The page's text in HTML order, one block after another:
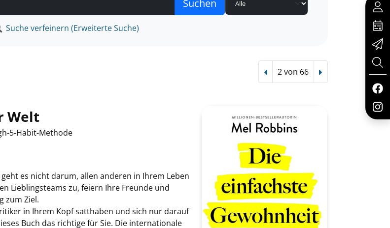
Suche verfeinern (Erweiterte Suche)
Vorheriger Treffer
2 von 66 Nächster Treffer
Welt
5-Habit-Methode
es nicht darum, allen anderen in Ihrem Leben
Lieblingsteams zu, feiern Ihre Freunde und
zum Ziel.
in Ihrem Kopf satthaben und sich nur darauf
Buch das richtige für Sie. Die internationale